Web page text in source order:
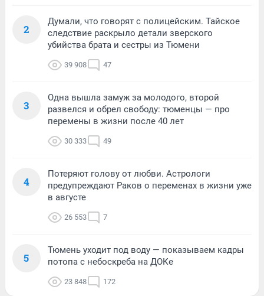
2
Думали, что говорят с полицейским. Тайское
следствие раскрыло детали зверского
убийства брата и сестры из Тюмени
39 908 47
3
Одна вышла замуж за молодого, второй
развелся и обрел свободу: тюменцы — про
перемены в жизни после 40 лет
30 333 49
4
Потеряют голову от любви. Астрологи
предупреждают Раков о переменах в жизни уже
в августе
26 553 7
5
Тюмень уходит под воду — показываем кадры
потопа с небоскреба на ДОКе
23 848 172